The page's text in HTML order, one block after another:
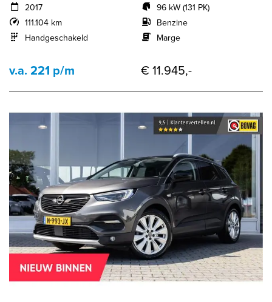
2017
111.104 km
Handgeschakeld
96 kW (131 PK)
Benzine
Marge
v.a. 221 p/m € 11.945,-